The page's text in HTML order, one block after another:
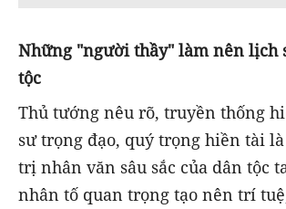
Những "người thầy" làm nên lịch
tộc
Thủ tướng nêu rõ, truyền thống
sư trọng đạo, quý trọng hiền tài
trị nhân văn sâu sắc của dân tộc
nhân tố quan trọng tạo nên trí